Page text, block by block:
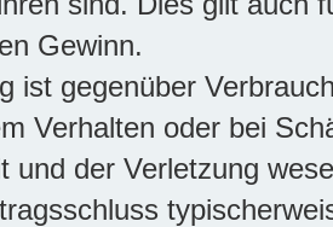
Gewinn.
ist gegenüber
Verhalten oder bei
und der Verletzung